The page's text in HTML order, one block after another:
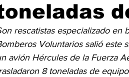
rescatistas especializado en
Voluntarios salió este
avión Hércules de la Fuerza
8 toneladas de